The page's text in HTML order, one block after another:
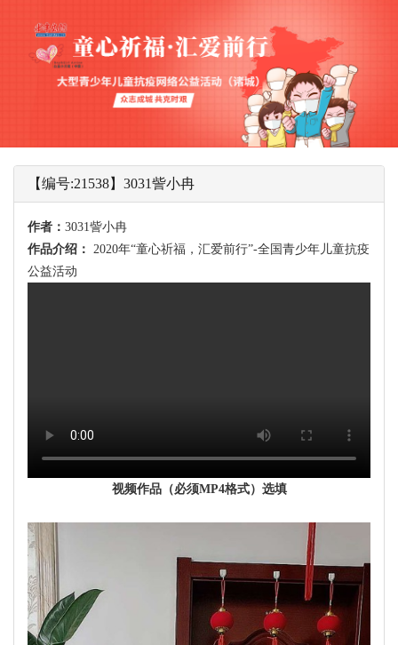
【编号:21538】3031訾小冉
作者： 3031訾小冉
作品介绍：
2020年“童心祈福，汇爱前行”-全国青少年儿童抗疫
公益活动
视频作品（必须MP4格式）选填